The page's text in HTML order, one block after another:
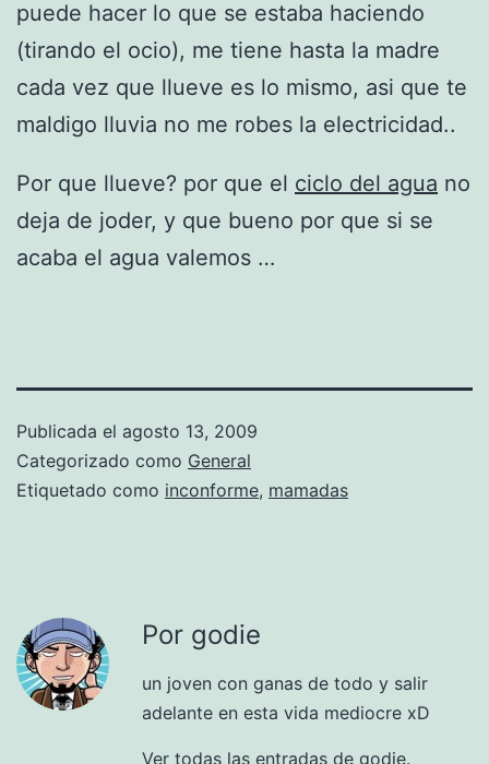
puede hacer lo que se estaba haciendo
(tirando el ocio), me tiene hasta la madre
cada vez que llueve es lo mismo, asi que te
maldigo lluvia no me robes la electricidad..
Por que llueve? por que el ciclo del agua no
deja de joder, y que bueno por que si se
acaba el agua valemos …
Publicada el agosto 13, 2009
Categorizado como General
Etiquetado como inconforme, mamadas
Por godie
un joven con ganas de todo y salir
adelante en esta vida mediocre xD
Ver todas las entradas de godie.